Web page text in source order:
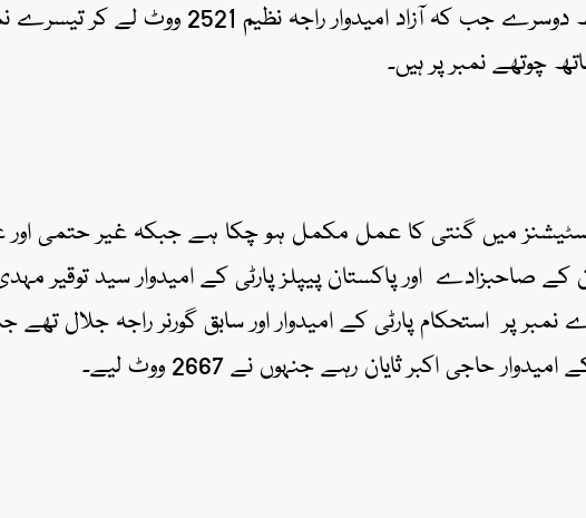
پیپلزپارٹی کے امتیاز الحق 2817 ووٹ کے ساتھ دوسرے جب کہ آزاد امیدوار راجہ نظیم 2521 ووٹ
ون کے تمام 31 پولنگ اسٹیشنز میں گنتی کا عمل مکمل ہو چکا ہے جبکہ غیر حتمی
صاحبزادے اور پاکستان پیپلز پارٹی کے امیدوار سید توقیر
نمبر پر استحکام پارٹی کے امیدوار اور سابق گورنر راجہ جلال تھے